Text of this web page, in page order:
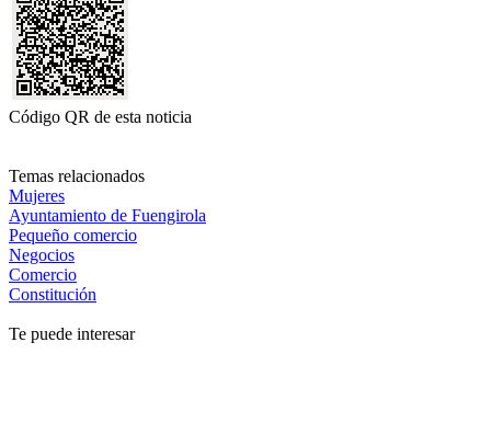
Código QR de esta noticia
Temas relacionados
Mujeres
Ayuntamiento de Fuengirola
Pequeño comercio
Negocios
Comercio
Constitución
Te puede interesar